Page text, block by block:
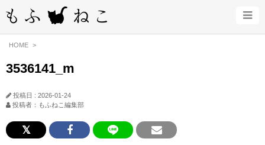
HOME
3536141_m
投稿日 : 2026-01-24
投稿者：もふねこ編集部